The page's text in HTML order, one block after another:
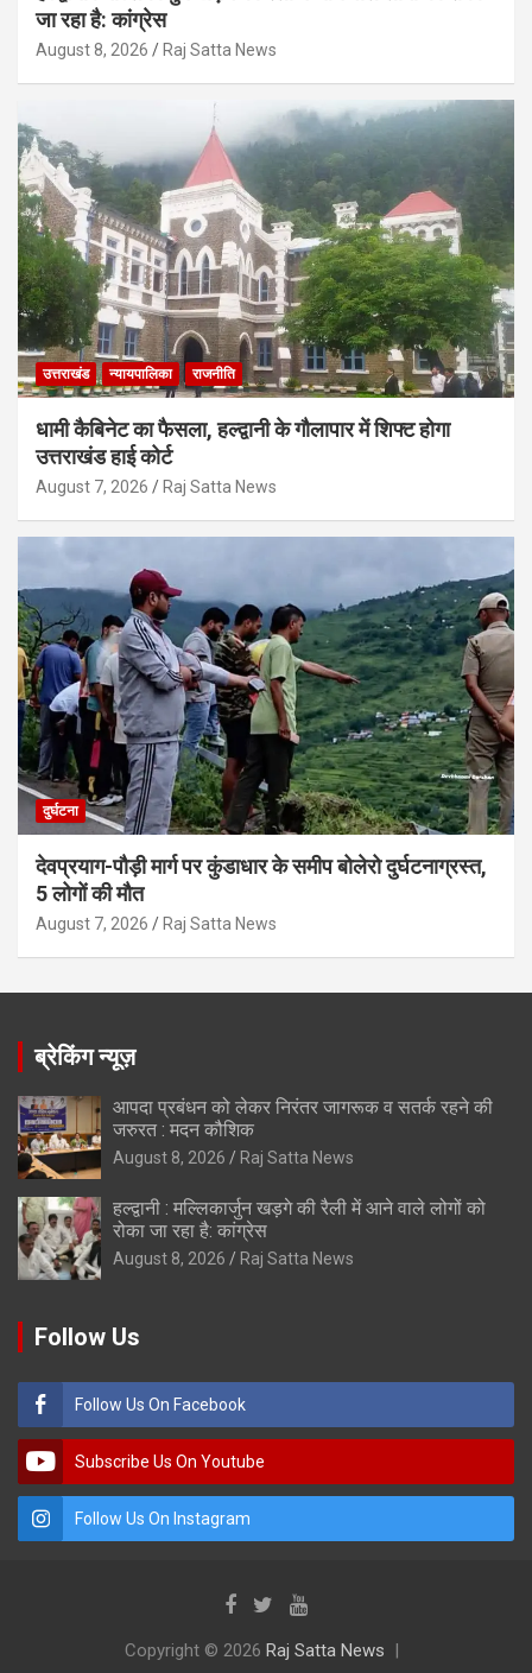
जा रहा है: कांग्रेस
August 8, 2026 Raj Satta News
उत्तराखंड न्यायपालिका राजनीति
धामी कैबिनेट का फैसला, हल्द्वानी के गौलापार में शिफ्ट होगा
उत्तराखंड हाई कोर्ट
August 7, 2026 Raj Satta News
दुर्घटना
देवप्रयाग-पौड़ी मार्ग पर कुंडाधार के समीप बोलेरो दुर्घटनाग्रस्त,
5 लोगों की मौत
August 7, 2026 Raj Satta News
ब्रेकिंग न्यूज़
आपदा प्रबंधन को लेकर निरंतर जागरूक व सतर्क रहने की
जरुरत : मदन कौशिक
August 8, 2026 Raj Satta News
हल्द्वानी : मल्लिकार्जुन खड़गे की रैली में आने वाले लोगों को
रोका जा रहा है: कांग्रेस
August 8, 2026 Raj Satta News
Follow Us
Follow Us On Facebook
Subscribe Us On Youtube
Follow Us On Instagram
Copyright © 2026 Raj Satta News